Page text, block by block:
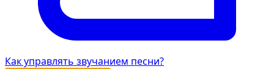
Как управлять звучанием песни?